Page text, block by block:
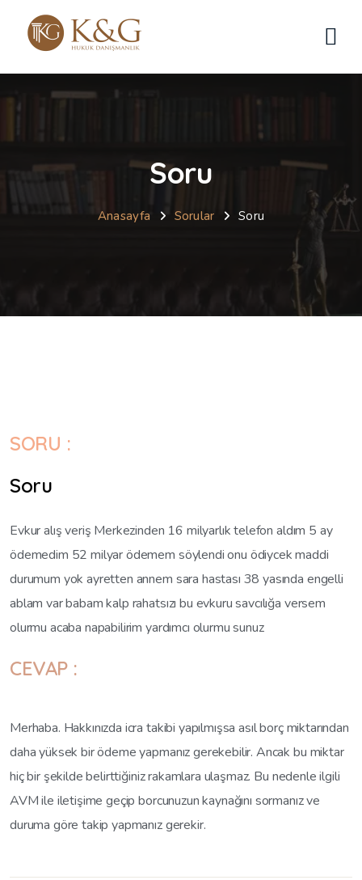
Soru
Anasayfa Sorular Soru
SORU :
Soru
Evkur alış veriş Merkezinden 16 milyarlık telefon aldım 5 ay
ödemedim 52 milyar ödemem söylendi onu ödiycek maddi
durumum yok ayretten annem sara hastası 38 yasında engelli
ablam var babam kalp rahatsızı bu evkuru savcılığa versem
olurmu acaba napabilirim yardımcı olurmu sunuz
CEVAP :
Merhaba. Hakkınızda icra takibi yapılmışsa asıl borç miktarından
daha yüksek bir ödeme yapmanız gerekebilir. Ancak bu miktar
hiç bir şekilde belirttiğiniz rakamlara ulaşmaz. Bu nedenle ilgili
AVM ile iletişime geçip borcunuzun kaynağını sormanız ve
duruma göre takip yapmanız gerekir.